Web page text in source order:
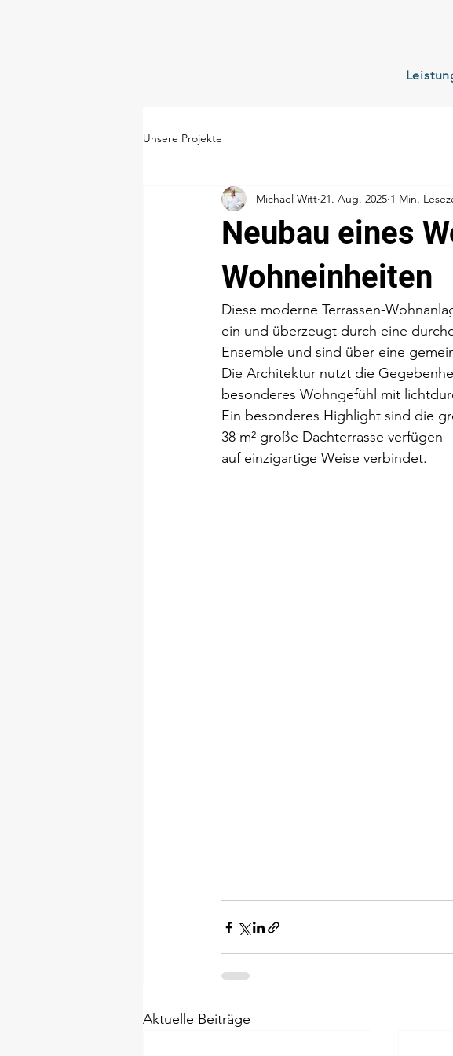
Unsere Projekte
Neubau eines
Wohneinheiten
Michael Witt 21. Aug. 2025 1 Min.
Diese moderne Terrassen-
ein und überzeugt durch eine
Ensemble und sind über eine
Die Architektur nutzt die
besonderes Wohngefühl mit
Ein besonderes Highlight sind die
38 m² große Dachterrasse
auf einzigartige Weise verbindet.
Aktuelle Beiträge